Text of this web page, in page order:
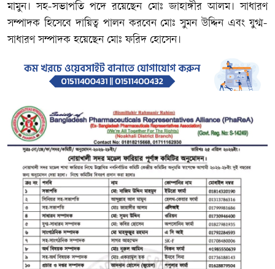
মামুন। সহ-সভাপতি পদে রয়েছেন মোঃ জাহাঙ্গীর আলম। সাধারণ
সম্পাদক হিসেবে দায়িত্ব পালন করবেন মোঃ সুমন উদ্দিন এবং যুগ্ম-
সাধারণ সম্পাদক হয়েছেন মোঃ ফরিদ হোসেন।